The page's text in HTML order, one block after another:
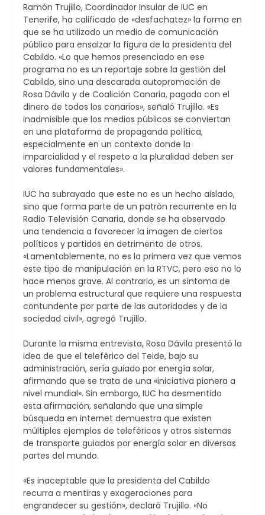
Ramón Trujillo, Coordinador Insular de IUC en
Tenerife, ha calificado de «desfachatez» la forma en
que se ha utilizado un medio de comunicación
público para ensalzar la figura de la presidenta del
Cabildo. «Lo que hemos presenciado en ese
programa no es un reportaje sobre la gestión del
Cabildo, sino una descarada autopromoción de
Rosa Dávila y de Coalición Canaria, pagada con el
dinero de todos los canarios», señaló Trujillo. «Es
inadmisible que los medios públicos se conviertan
en una plataforma de propaganda política,
especialmente en un contexto donde la
imparcialidad y el respeto a la pluralidad deben ser
valores fundamentales».
IUC ha subrayado que este no es un hecho aislado,
sino que forma parte de un patrón recurrente en la
Radio Televisión Canaria, donde se ha observado
una tendencia a favorecer la imagen de ciertos
políticos y partidos en detrimento de otros.
«Lamentablemente, no es la primera vez que vemos
este tipo de manipulación en la RTVC, pero eso no lo
hace menos grave. Al contrario, es un síntoma de
un problema estructural que requiere una respuesta
contundente por parte de las autoridades y de la
sociedad civil», agregó Trujillo.
Durante la misma entrevista, Rosa Dávila presentó la
idea de que el teleférico del Teide, bajo su
administración, sería guiado por energía solar,
afirmando que se trata de una «iniciativa pionera a
nivel mundial». Sin embargo, IUC ha desmentido
esta afirmación, señalando que una simple
búsqueda en internet demuestra que existen
múltiples ejemplos de teleféricos y otros sistemas
de transporte guiados por energía solar en diversas
partes del mundo.
«Es inaceptable que la presidenta del Cabildo
recurra a mentiras y exageraciones para
engrandecer su gestión», declaró Trujillo. «No